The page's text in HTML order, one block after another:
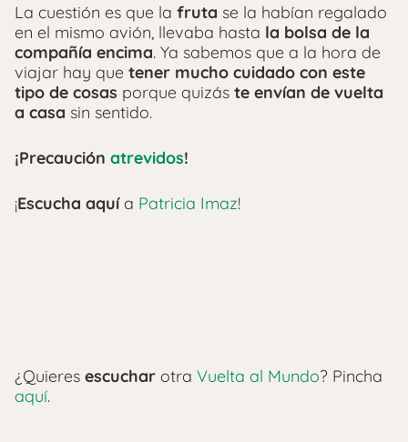
La cuestión es que la fruta se la habían regalado
en el mismo avión, llevaba hasta la bolsa de la
compañía encima. Ya sabemos que a la hora de
viajar hay que tener mucho cuidado con este
tipo de cosas porque quizás te envían de vuelta
a casa sin sentido.
¡Precaución atrevidos!
¡Escucha aquía Patricia Imaz!
¿Quieres escuchar otra Vuelta al Mundo? Pincha
aquí.